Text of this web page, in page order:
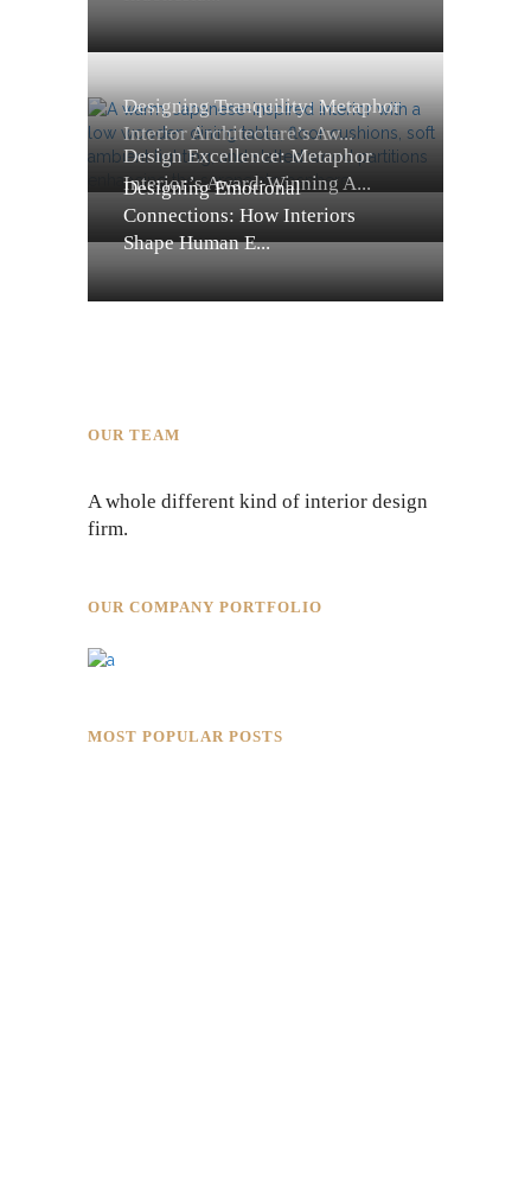
Designing Tranquility: Metaphor
Interior Architecture’s Aw...
Design Excellence: Metaphor
Interior’s Award-Winning A...
Designing Emotional
Connections: How Interiors
Shape Human E...
OUR TEAM
A whole different kind of interior design
firm.
OUR COMPANY PORTFOLIO
MOST POPULAR POSTS